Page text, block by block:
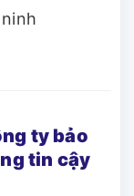
ty bảo
tin cậy